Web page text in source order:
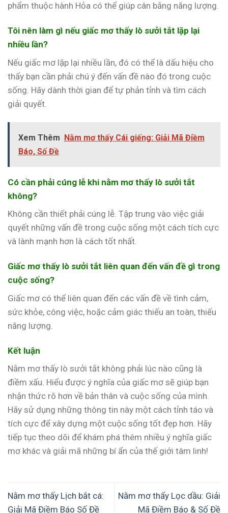
phẩm thuộc hành Hỏa có thể giúp cân bằng năng lượng.
Tôi nên làm gì nếu giấc mơ thấy lò sưởi tắt lặp lại
nhiều lần?
Nếu giấc mơ lặp lại nhiều lần, đó có thể là dấu hiệu cho
thấy bạn cần phải chú ý đến vấn đề nào đó trong cuộc
sống. Hãy dành thời gian để tự phản tỉnh và tìm cách
giải quyết.
Xem Thêm Nằm mơ thấy Cái giếng: Giải Mã Điềm
Báo, Số Đề
Có cần phải cúng lễ khi nằm mơ thấy lò sưởi tắt
không?
Không cần thiết phải cúng lễ. Tập trung vào việc giải
quyết những vấn đề trong cuộc sống một cách tích cực
và lành mạnh hơn là cách tốt nhất.
Giấc mơ thấy lò sưởi tắt liên quan đến vấn đề gì trong
cuộc sống?
Giấc mơ có thể liên quan đến các vấn đề về tình cảm,
sức khỏe, công việc, hoặc cảm giác thiếu an toàn, thiếu
năng lượng.
Kết luận
Nằm mơ thấy lò sưởi tắt không phải lúc nào cũng là
điềm xấu. Hiểu được ý nghĩa của giấc mơ sẽ giúp bạn
nhận thức rõ hơn về bản thân và cuộc sống của mình.
Hãy sử dụng những thông tin này một cách tỉnh táo và
tích cực để xây dựng một cuộc sống tốt đẹp hơn. Hãy
tiếp tục theo dõi để khám phá thêm nhiều ý nghĩa giấc
mơ khác và giải mã những bí ẩn của thế giới tâm linh!
Nằm mơ thấy Lịch bắt cá:
Giải Mã Điềm Báo Số Đề
Nằm mơ thấy Lọc dầu: Giải
Mã Điềm Báo & Số Đề